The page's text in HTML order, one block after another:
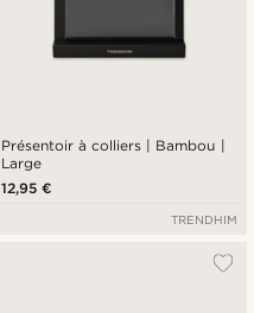
Présentoir à colliers | Bambou |
Large
12,95 €
TRENDHIM